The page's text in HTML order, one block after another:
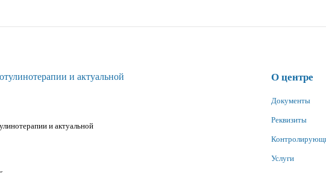
и актуальной
О центре
Документы
Реквизиты
Услуги